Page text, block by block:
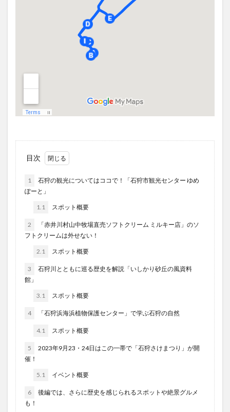
目次
1
石狩の観光についてはココで！「石狩市観光センター ゆめ
ぽーと」
1.1 スポット概要
2
「赤井川村山中牧場直売ソフトクリーム ミルキー店」のソ
フトクリームは外せない！
2.1 スポット概要
3
石狩川とともに巡る歴史を解説「いしかり砂丘の風資料
館」
3.1 スポット概要
4 「石狩浜海浜植物保護センター」で学ぶ石狩の自然
4.1 スポット概要
5
2023年9月23・24日はこの一帯で「石狩さけまつり」が開
催！
5.1 イベント概要
6
後編では、さらに歴史を感じられるスポットや絶景グルメ
も！